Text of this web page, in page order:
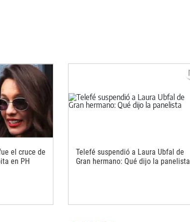
el cruce de
en PH
Telefé suspendió a Laura Ubfal de
Gran hermano: Qué dijo la panelista